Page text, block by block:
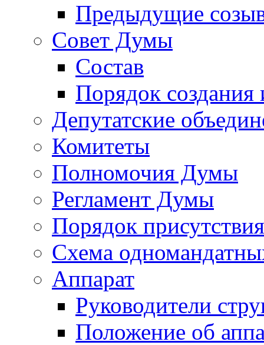
Предыдущие
Совет Думы
Состав
Порядок создания
Депутатские
Комитеты
Полномочия Думы
Регламент Думы
Порядок
Схема
Аппарат
Руководители
Положение об